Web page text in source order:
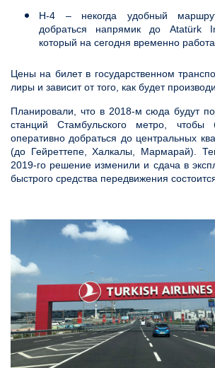
Н-4 – некогда удобный
добраться напрямик до Atatürk
который на сегодня временно
Цены на билет в государственном
лиры и зависит от того, как будет
Планировали, что в 2018-м сюда будут
станций Стамбульского метро, чтобы
оперативно добраться до центральных
(до Гейреттепе, Халкалы, Мармарай).
2019-го решение изменили и сдача в
быстрого средства передвижения